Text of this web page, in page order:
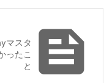

マスタ
たこ
と